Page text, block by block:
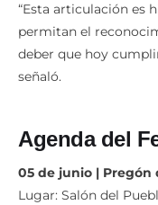
“Esta articulación es
permitan el
deber que hoy
señaló.
Agenda del
05 de junio | Pregón
Lugar: Salón del